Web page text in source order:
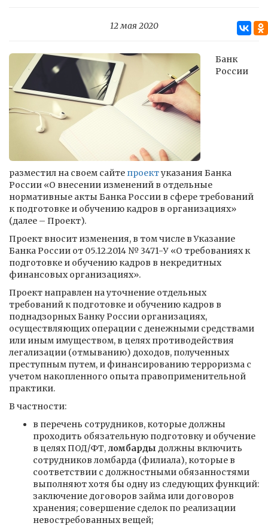
12 мая 2020
Банк
России
разместил на своем сайте проектуказания Банка
России «О внесении изменений в отдельные
нормативные акты Банка России в сфере требований
к подготовке и обучению кадров в организациях»
(далее – Проект).
Проект вносит изменения, в том числе в Указание
Банка России от 05.12.2014 № 3471-У «О требованиях к
подготовке и обучению кадров в некредитных
финансовых организациях».
Проект направлен на уточнение отдельных
требований к подготовке и обучению кадров в
поднадзорных Банку России организациях,
осуществляющих операции с денежными средствами
или иным имуществом, в целях противодействия
легализации (отмыванию) доходов, полученных
преступным путем, и финансированию терроризма с
учетом накопленного опыта правоприменительной
практики.
В частности:
в перечень сотрудников, которые должны
проходить обязательную подготовку и обучение
в целях ПОД/ФТ, ломбарды должны включить
сотрудников ломбарда (филиала), которые в
соответствии с должностными обязанностями
выполняют хотя бы одну из следующих функций:
заключение договоров займа или договоров
хранения; совершение сделок по реализации
невостребованных вещей;